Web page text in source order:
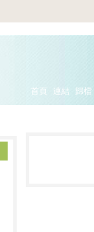
首頁 連結 歸檔